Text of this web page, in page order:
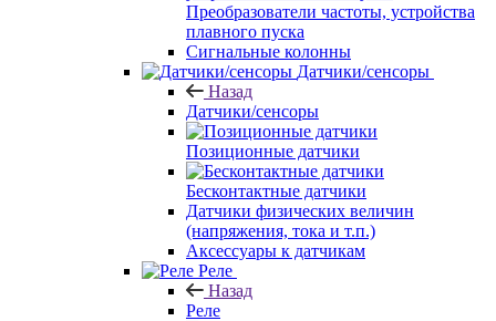
Преобразователи частоты, устройства
плавного пуска
Сигнальные колонны
Датчики/сенсоры
Назад
Датчики/сенсоры
Позиционные датчики
Бесконтактные датчики
Датчики физических величин
(напряжения, тока и т.п.)
Аксессуары к датчикам
Реле
Назад
Реле